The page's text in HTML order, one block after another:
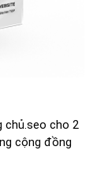
chủ.seo cho 2
cộng đồng